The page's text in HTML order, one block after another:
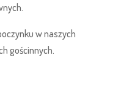
w naszych
gościnnych.